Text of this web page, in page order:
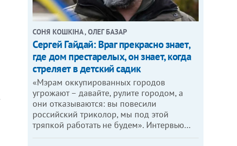
СОНЯ КОШКІНА , ОЛЕГ БАЗАР
Сергей Гайдай: Враг прекрасно знает,
где дом престарелых, он знает, когда
стреляет в детский садик
«Мэрам оккупированных городов
угрожают – давайте, рулите городом, а
они отказываются: вы повесили
российский триколор, мы под этой
тряпкой работать не будем». Интервью…